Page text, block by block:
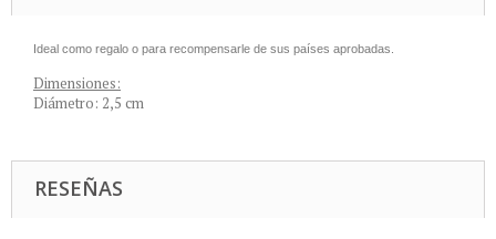
Ideal como regalo o para recompensarle de sus países aprobadas
Dimensiones:
Diámetro: 2,5 cm
RESEÑAS